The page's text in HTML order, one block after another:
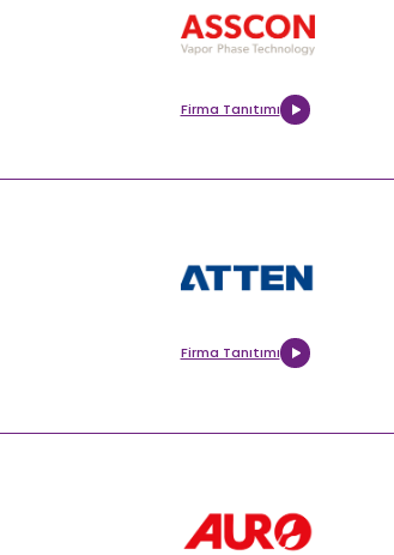
Firma Tanıtımı
Firma Tanıtımı